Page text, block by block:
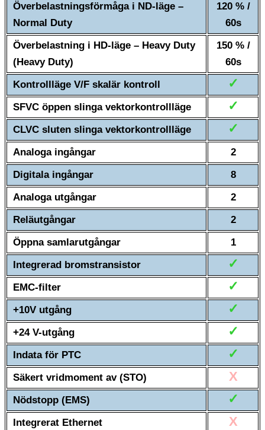
Överbelastningsförmåga i ND-läge –
Normal Duty
120 % /
60s
Överbelastning i HD-läge – Heavy Duty
(Heavy Duty)
150 % /
60s
Kontrollläge V/F skalär kontroll
✓
SFVC öppen slinga vektorkontrollläge ✓
CLVC sluten slinga vektorkontrollläge ✓
Analoga ingångar
2
Digitala ingångar
8
Analoga utgångar
2
Reläutgångar
2
Öppna samlarutgångar
1
Integrerad bromstransistor
✓
EMC-filter ✓
+10V utgång ✓
+24 V-utgång ✓
Indata för PTC ✓
Säkert vridmoment av (STO) X
Nödstopp (EMS) ✓
Integrerat Ethernet X